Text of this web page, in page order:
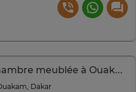
Chambre meublée à Ouakam
Dakar